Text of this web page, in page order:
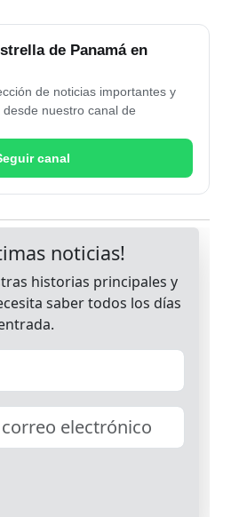
de Panamá en
de noticias importantes y
nuestro canal de
canal